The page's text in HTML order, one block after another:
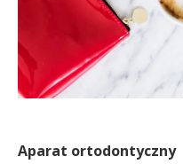
Aparat ortodontyczny